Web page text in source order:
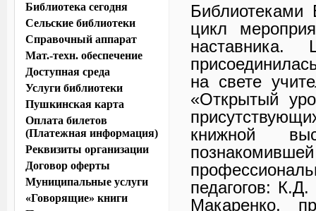
цикл
наставника.
на свете
«Открытый
книжной
педагогов:
Макаренко,
Библиотека сегодня
Сельские библиотеки
Справочный аппарат
Мат.-техн. обеспечение
Доступная среда
Услуги библиотеки
Пушкинская карта
Оплата билетов
(Платежная информация)
Реквизиты организации
Договор оферты
Муниципальные услуги
«Говорящие» книги